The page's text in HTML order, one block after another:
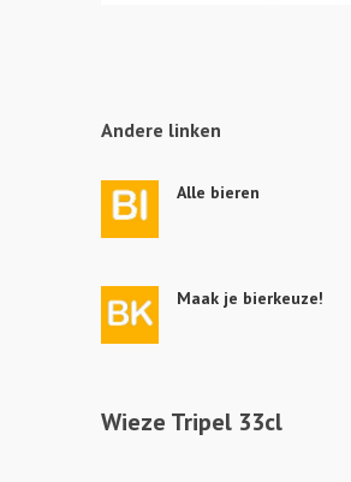
Andere linken
Alle bieren
Maak je bierkeuze!
Wieze Tripel 33cl